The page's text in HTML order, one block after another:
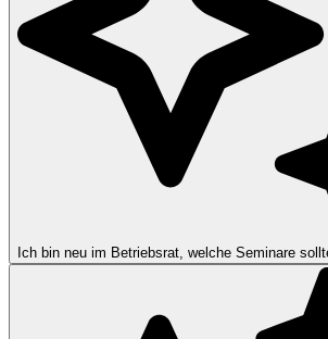
Ich bin neu im Betriebsrat, welche Seminare